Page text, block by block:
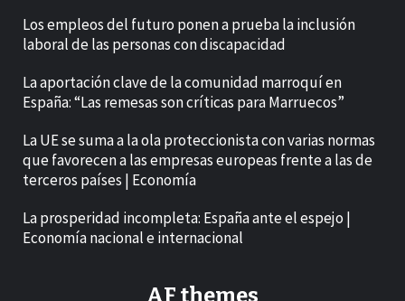
Los empleos del futuro ponen a prueba la inclusión
laboral de las personas con discapacidad
La aportación clave de la comunidad marroquí en
España: “Las remesas son críticas para Marruecos”
La UE se suma a la ola proteccionista con varias normas
que favorecen a las empresas europeas frente a las de
terceros países | Economía
La prosperidad incompleta: España ante el espejo |
Economía nacional e internacional
AF themes